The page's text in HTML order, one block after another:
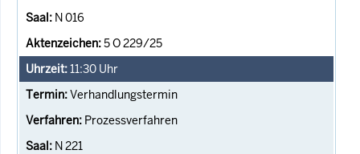
N 016
5 O 229/25
11:30 Uhr
Verhandlungstermin
Prozessverfahren
N 221